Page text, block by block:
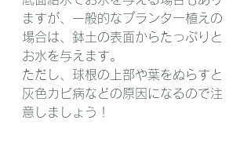
ますが、一般的なプランター植えの
場合は、鉢土の表面からたっぷりと
お水を与えます。
ただし、球根の上部や葉をぬらすと
灰色カビ病などの原因になるので注
意しましょう！